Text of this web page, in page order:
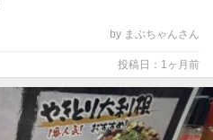
by まぶちゃんさん
投稿日：1ヶ月前